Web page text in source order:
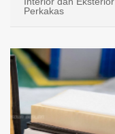
Perkakas